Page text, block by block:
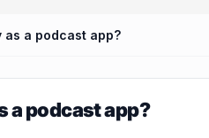
as a podcast app?
a podcast app?